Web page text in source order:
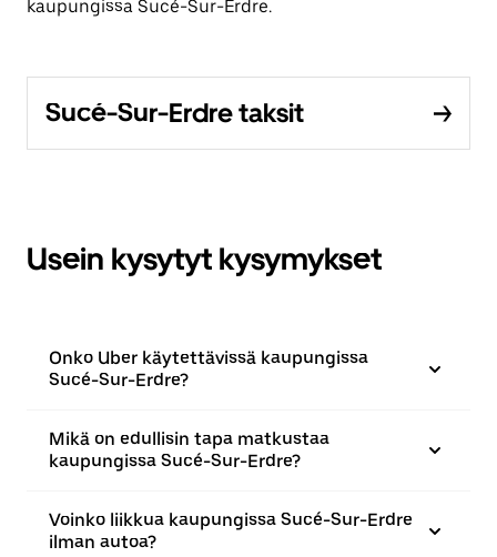
kaupungissa Sucé-Sur-Erdre.
Sucé-Sur-Erdre taksit
Usein kysytyt kysymykset
Onko Uber käytettävissä kaupungissa
Sucé-Sur-Erdre?
Mikä on edullisin tapa matkustaa
kaupungissa Sucé-Sur-Erdre?
Voinko liikkua kaupungissa Sucé-Sur-Erdre
ilman autoa?